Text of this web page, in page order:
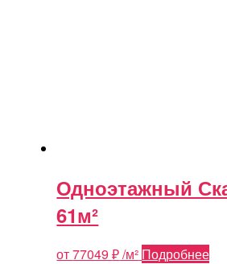
Одноэтажный
61м²
от77049₽/м² Подробнее